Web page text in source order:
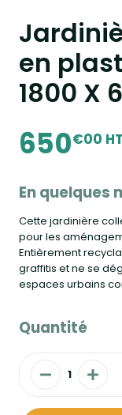
en
1800 X
650€00 HT
En quelques
Cette jardinière
pour les
Entièrement
graffitis et ne se
espaces urbains
Quantité